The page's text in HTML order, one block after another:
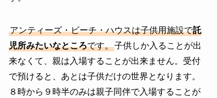
アンティーズ・ビーチ・ハウスは子供用施設で託
児所みたいなところです。子供しか入ることが出
来なくて、親は入場することが出来ません。受付
で預けると、あとは子供だけの世界となります。
８時から９時半のみは親子同伴で入場することが